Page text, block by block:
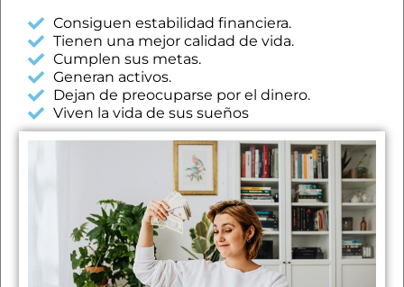
Consiguen estabilidad financiera.
Tienen una mejor calidad de vida.
Cumplen sus metas.
Generan activos.
Dejan de preocuparse por el dinero.
Viven la vida de sus sueños